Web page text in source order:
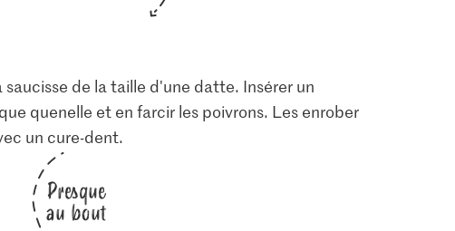
de la taille d'une datte. Insérer un
quenelle et en farcir les poivrons. Les enrober
un cure-dent.
Presque
au bout